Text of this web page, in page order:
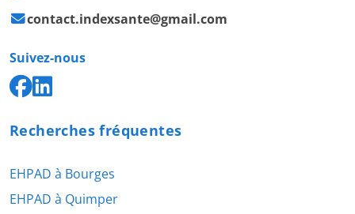
contact.indexsante@gmail.com
Suivez-nous
Recherches fréquentes
EHPAD à Bourges
EHPAD à Quimper